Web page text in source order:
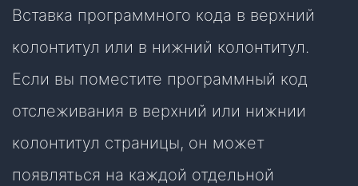
Вставка программного кода в верхний
колонтитул или в нижний колонтитул.
Если вы поместите программный код
отслеживания в верхний или нижнии
колонтитул страницы, он может
появляться на каждой отдельной